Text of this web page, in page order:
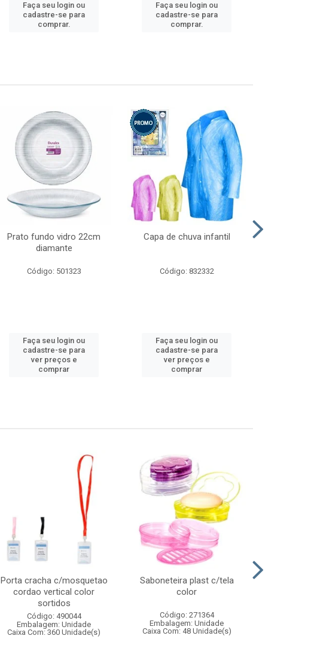
Faça seu login ou
cadastre-se para
comprar.
Faça seu login ou
cadastre-se para
comprar.
Prato fundo vidro 22cm
diamante
Código: 501323
Faça seu login ou
cadastre-se para
ver preços e
comprar
Capa de chuva infantil
Código: 832332
Faça seu login ou
cadastre-se para
ver preços e
comprar
Porta cracha c/mosquetao
cordao vertical color
sortidos
Código: 490044
Embalagem: Unidade
Caixa Com: 360 Unidade(s)
Saboneteira plast c/tela
color
Código: 271364
Embalagem: Unidade
Caixa Com: 48 Unidade(s)